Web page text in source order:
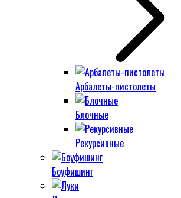
Арбалеты-пистолеты
Блочные
Рекурсивные
Боуфишинг